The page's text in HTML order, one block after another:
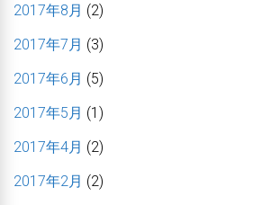
2017年8月 (2)
2017年7月 (3)
2017年6月 (5)
2017年5月 (1)
2017年4月 (2)
2017年2月 (2)